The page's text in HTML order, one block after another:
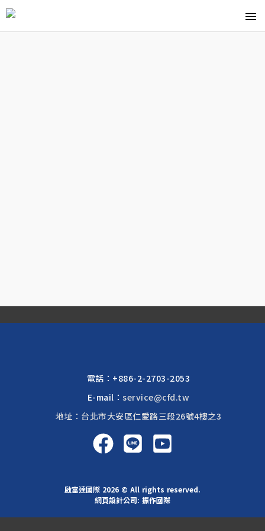
電話： +886-2-2703-2053
E-mail：service@cfd.tw
地址：台北市大安區仁愛路三段26號4樓之3
啟富達國際 2026 © All rights reserved.
網頁設計公司: 振作國際